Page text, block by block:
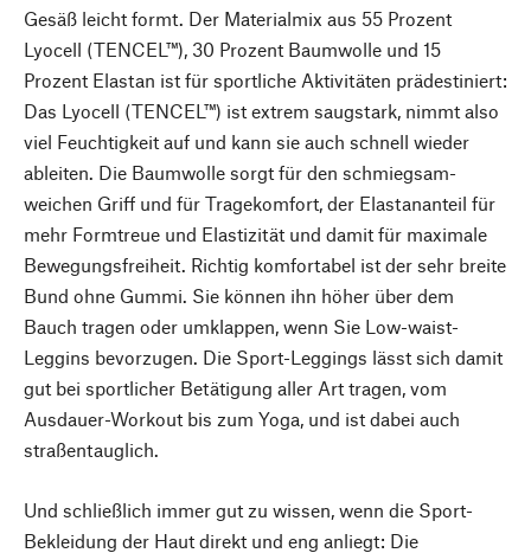
Gesäß leicht formt. Der Materialmix aus 55 Prozent
Lyocell (TENCEL™), 30 Prozent Baumwolle und 15
Prozent Elastan ist für sportliche Aktivitäten prädestiniert:
Das Lyocell (TENCEL™) ist extrem saugstark, nimmt also
viel Feuchtigkeit auf und kann sie auch schnell wieder
ableiten. Die Baumwolle sorgt für den schmiegsam-
weichen Griff und für Tragekomfort, der Elastananteil für
mehr Formtreue und Elastizität und damit für maximale
Bewegungsfreiheit. Richtig komfortabel ist der sehr breite
Bund ohne Gummi. Sie können ihn höher über dem
Bauch tragen oder umklappen, wenn Sie Low-waist-
Leggins bevorzugen. Die Sport-Leggings lässt sich damit
gut bei sportlicher Betätigung aller Art tragen, vom
Ausdauer-Workout bis zum Yoga, und ist dabei auch
straßentauglich.
Und schließlich immer gut zu wissen, wenn die Sport-
Bekleidung der Haut direkt und eng anliegt: Die